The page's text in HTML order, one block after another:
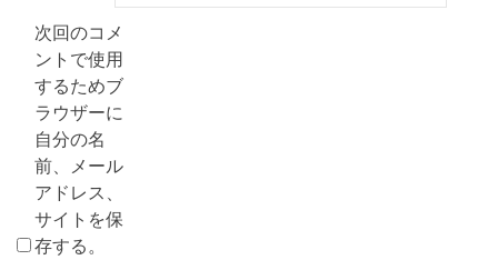
次回のコメ
ントで使用
するためブ
ラウザーに
自分の名
前、メール
アドレス、
サイトを保
存する。